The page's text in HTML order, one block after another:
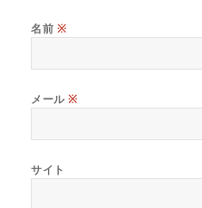
名前 ※
メール※
サイト